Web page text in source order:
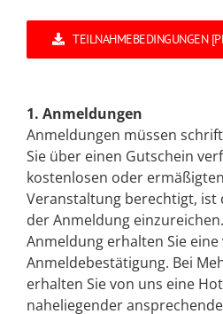
TEILNAHMEBEDINGUNGEN
1. Anmeldungen
Anmeldungen müssen
Sie über einen Gutschein
kostenlosen oder
Veranstaltung berechtigt, ist
der Anmeldung
Anmeldung erhalten Sie
Anmeldebestätigung. Bei
erhalten Sie von uns eine
naheliegender